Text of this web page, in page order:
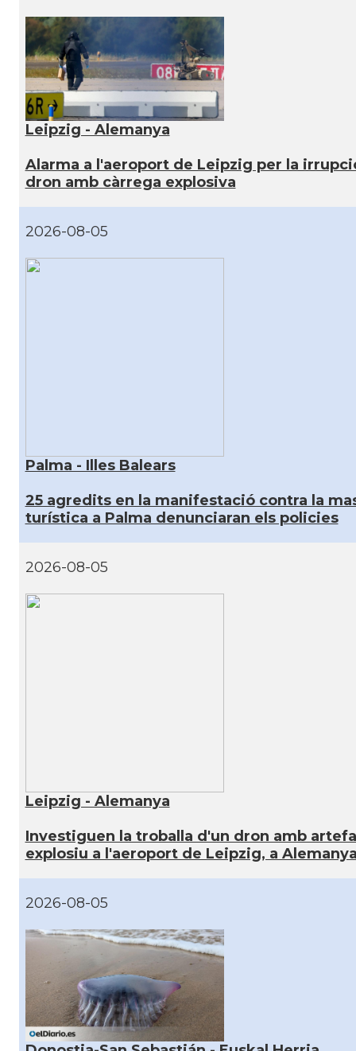
Leipzig - Alemanya
Alarma a l'aeroport de Leipzig per la
dron amb càrrega explosiva
2026-08-05
Palma - Illes Balears
25 agredits en la manifestació contra la
turística a Palma denunciaran els policies
2026-08-05
Leipzig - Alemanya
Investiguen la troballa d'un dron amb
explosiu a l'aeroport de Leipzig, a
2026-08-05